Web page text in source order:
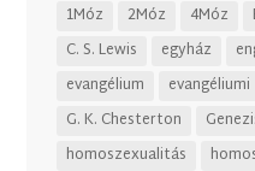
1Móz 2Móz 4Móz
C. S. Lewis
egyház
evangélium
evangéliumi
G. K. Chesterton
homoszexualitás